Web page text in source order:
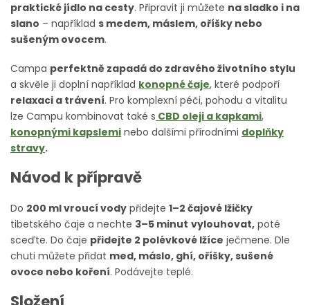
praktické jídlo na cesty. Připravit ji můžete na sladko i na
slano – například s medem, máslem, oříšky nebo
sušeným ovocem.
Campa perfektně zapadá do zdravého životního stylu
a skvěle ji doplní například konopné čaje, které podpoří
relaxaci a trávení. Pro komplexní péči, pohodu a vitalitu
lze Campu kombinovat také s CBD oleji a kapkami,
konopnými kapslemi nebo dalšími přírodními doplňky
stravy.
Návod k přípravě
Do 200 ml vroucí vody přidejte 1–2 čajové lžičky
tibetského čaje a nechte 3–5 minut vylouhovat, poté
sceďte. Do čaje přidejte 2 polévkové lžíce ječmene. Dle
chuti můžete přidat med, máslo, ghí, oříšky, sušené
ovoce nebo koření. Podávejte teplé.